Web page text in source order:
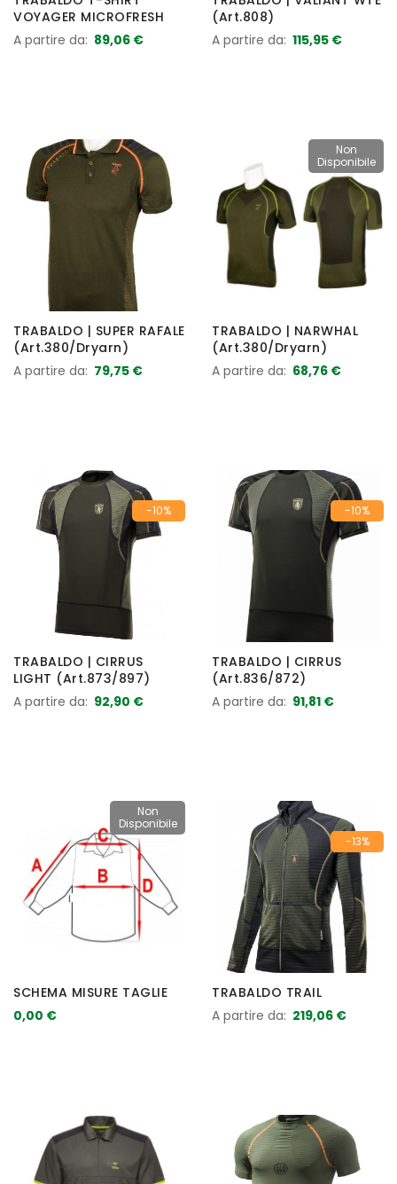
VOYAGER MICROFRESH
A partire da 89,06 €
(Art.808)
A partire da 115,95 €
TRABALDO | SUPER RAFALE
(Art.380/Dryarn)
A partire da 79,75 €
Non
Disponibile
TRABALDO | NARWHAL
(Art.380/Dryarn)
A partire da 68,76 €
-10%
TRABALDO | CIRRUS
LIGHT (Art.873/897)
A partire da 92,90 €
-10%
TRABALDO | CIRRUS
(Art.836/872)
A partire da 91,81 €
Non
Disponibile
SCHEMA MISURE TAGLIE
0,00 €
-13%
TRABALDO TRAIL
A partire da 219,06 €